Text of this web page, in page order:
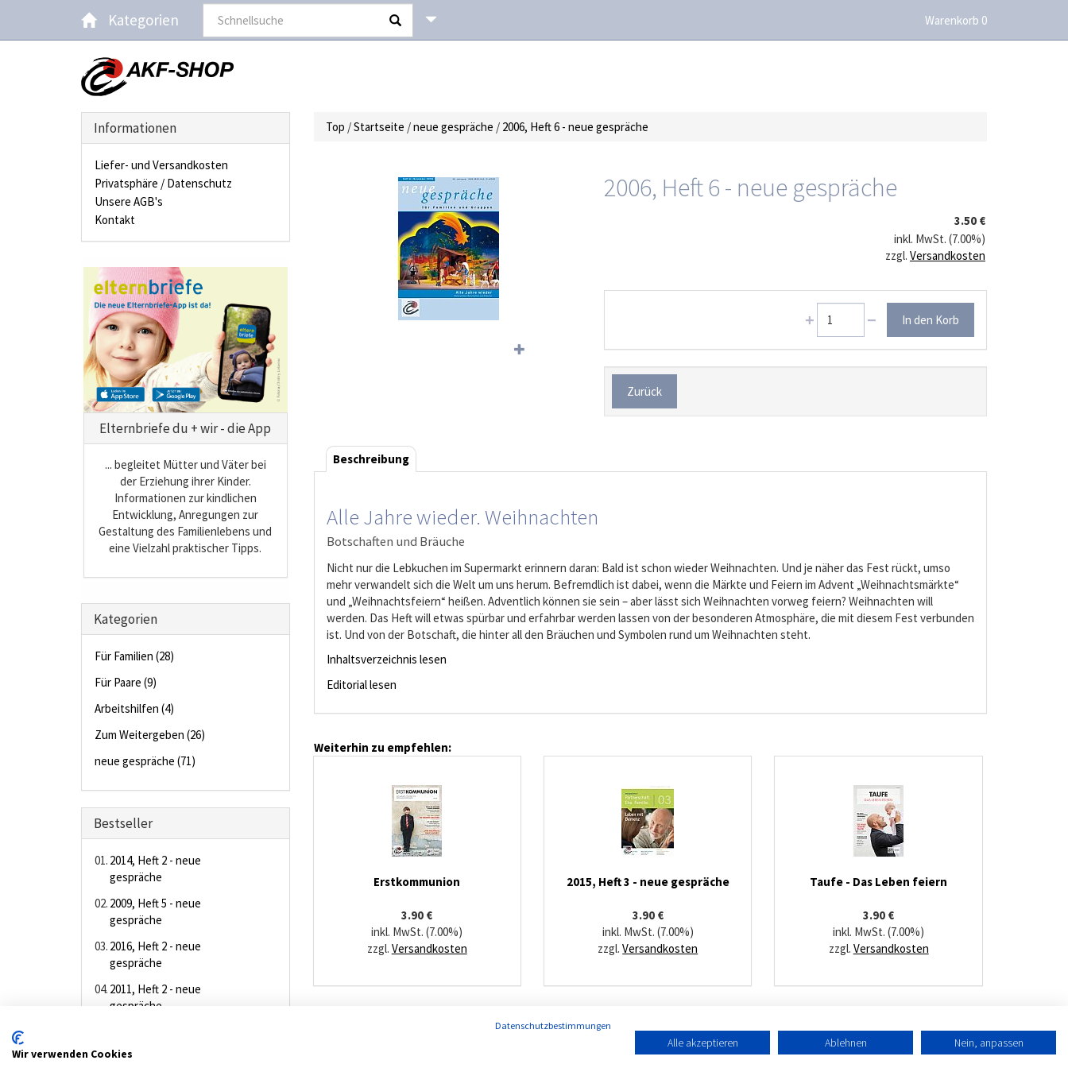
Kategorien Warenkorb 0
Top /Startseite /neue gespräche / 2006, Heft 6 - neue gespräche
2006, Heft 6 - neue gespräche
3.50 €
inkl. MwSt. (7.00%)
zzgl. Versandkosten
Zurück
Beschreibung
Alle Jahre wieder. Weihnachten
Botschaften und Bräuche
Nicht nur die Lebkuchen im Supermarkt erinnern daran: Bald ist schon wieder Weihnachten. Und je näher das Fest rückt, umso
mehr verwandelt sich die Welt um uns herum. Befremdlich ist dabei, wenn die Märkte und Feiern im Advent „Weihnachtsmärkte“
und „Weihnachtsfeiern“ heißen. Adventlich können sie sein – aber lässt sich Weihnachten vorweg feiern? Weihnachten will
werden. Das Heft will etwas spürbar und erfahrbar werden lassen von der besonderen Atmosphäre, die mit diesem Fest verbunden
ist. Und von der Botschaft, die hinter all den Bräuchen und Symbolen rund um Weihnachten steht.
Inhaltsverzeichnis lesen
Editorial lesen
Weiterhin zu empfehlen:
Erstkommunion
3.90 €
inkl. MwSt. (7.00%)
zzgl. Versandkosten
2015, Heft 3 - neue gespräche
3.90 €
inkl. MwSt. (7.00%)
zzgl.Versandkosten
Taufe - Das Leben feiern
3.90 €
inkl. MwSt. (7.00%)
zzgl. Versandkosten
Informationen
Liefer- und Versandkosten
Privatsphäre / Datenschutz
Unsere AGB's
Kontakt
Elternbriefe du + wir - die App
... begleitet Mütter und Väter bei
der Erziehung ihrer Kinder.
Informationen zur kindlichen
Entwicklung, Anregungen zur
Gestaltung des Familienlebens und
eine Vielzahl praktischer Tipps.
Kategorien
Für Familien (28)
Für Paare (9)
Arbeitshilfen (4)
Zum Weitergeben (26)
neue gespräche (71)
Bestseller
01. 2014, Heft 2 - neue
gespräche
02. 2009, Heft 5 - neue
gespräche
03. 2016, Heft 2 - neue
gespräche
04. 2011, Heft 2 - neue
gespräche
gespräche
Datenschutzbestimmungen
Wir verwenden Cookies
Alle akzeptieren Ablehnen Nein, anpassen